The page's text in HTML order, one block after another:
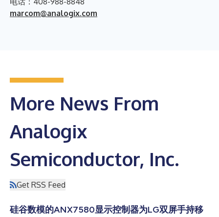
marcom@analogix.com
More News From
Analogix
Semiconductor, Inc.
Get RSS Feed
硅谷数模的ANX7580显示控制器为LG双屏手持移